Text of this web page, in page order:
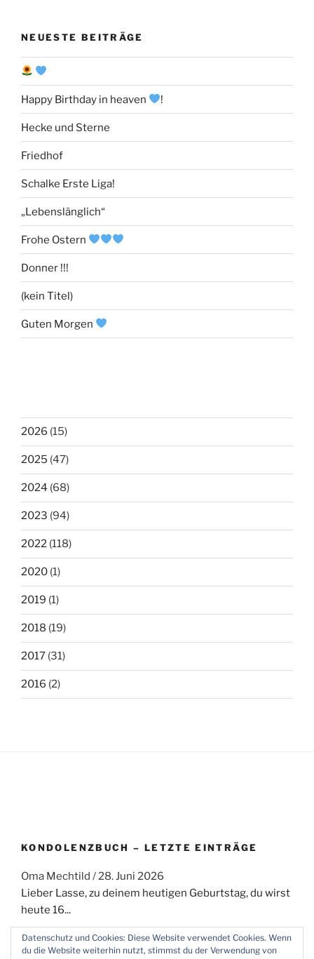
NEUESTE BEITRÄGE
Happy Birthday in heaven !
Hecke und Sterne
Friedhof
Schalke Erste Liga!
„Lebenslänglich“
Frohe Ostern
Donner !!!
(kein Titel)
Guten Morgen
2026 (15)
2025 (47)
2024 (68)
2023 (94)
2022 (118)
2020 (1)
2019 (1)
2018 (19)
2017 (31)
2016 (2)
KONDOLENZBUCH – LETZTE EINTRÄGE
Oma Mechtild /28. Juni 2026
Lieber Lasse, zu deinem heutigen Geburtstag, du wirst
heute 16...
Datenschutz und Cookies: Diese Website verwendet Cookies. Wenn
du die Website weiterhin nutzt, stimmst du der Verwendung von